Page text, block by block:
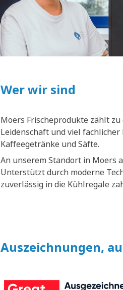
Wer wir sind
Moers Frischeprodukte zählt
Leidenschaft und viel
Kaffeegetränke und Säfte.
An unserem Standort in Moers
Unterstützt durch moderne
zuverlässig in die Kühlregale
Auszeichnungen,